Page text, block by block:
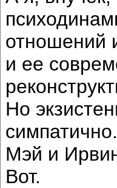
отношений
и ее
Но
Мэй и
Вот.